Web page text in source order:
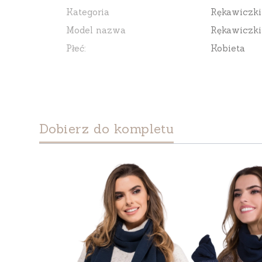
Kategoria
Rękawiczki
Model nazwa
Płeć:
Kobieta
Dobierz do kompletu